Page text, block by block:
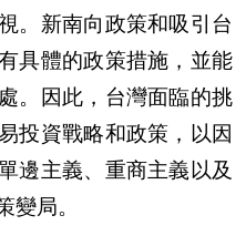
。新南向政策和吸引台
具體的政策措施，並能
。因此，台灣面臨的挑
投資戰略和政策，以因
邊主義、重商主義以及
變局。